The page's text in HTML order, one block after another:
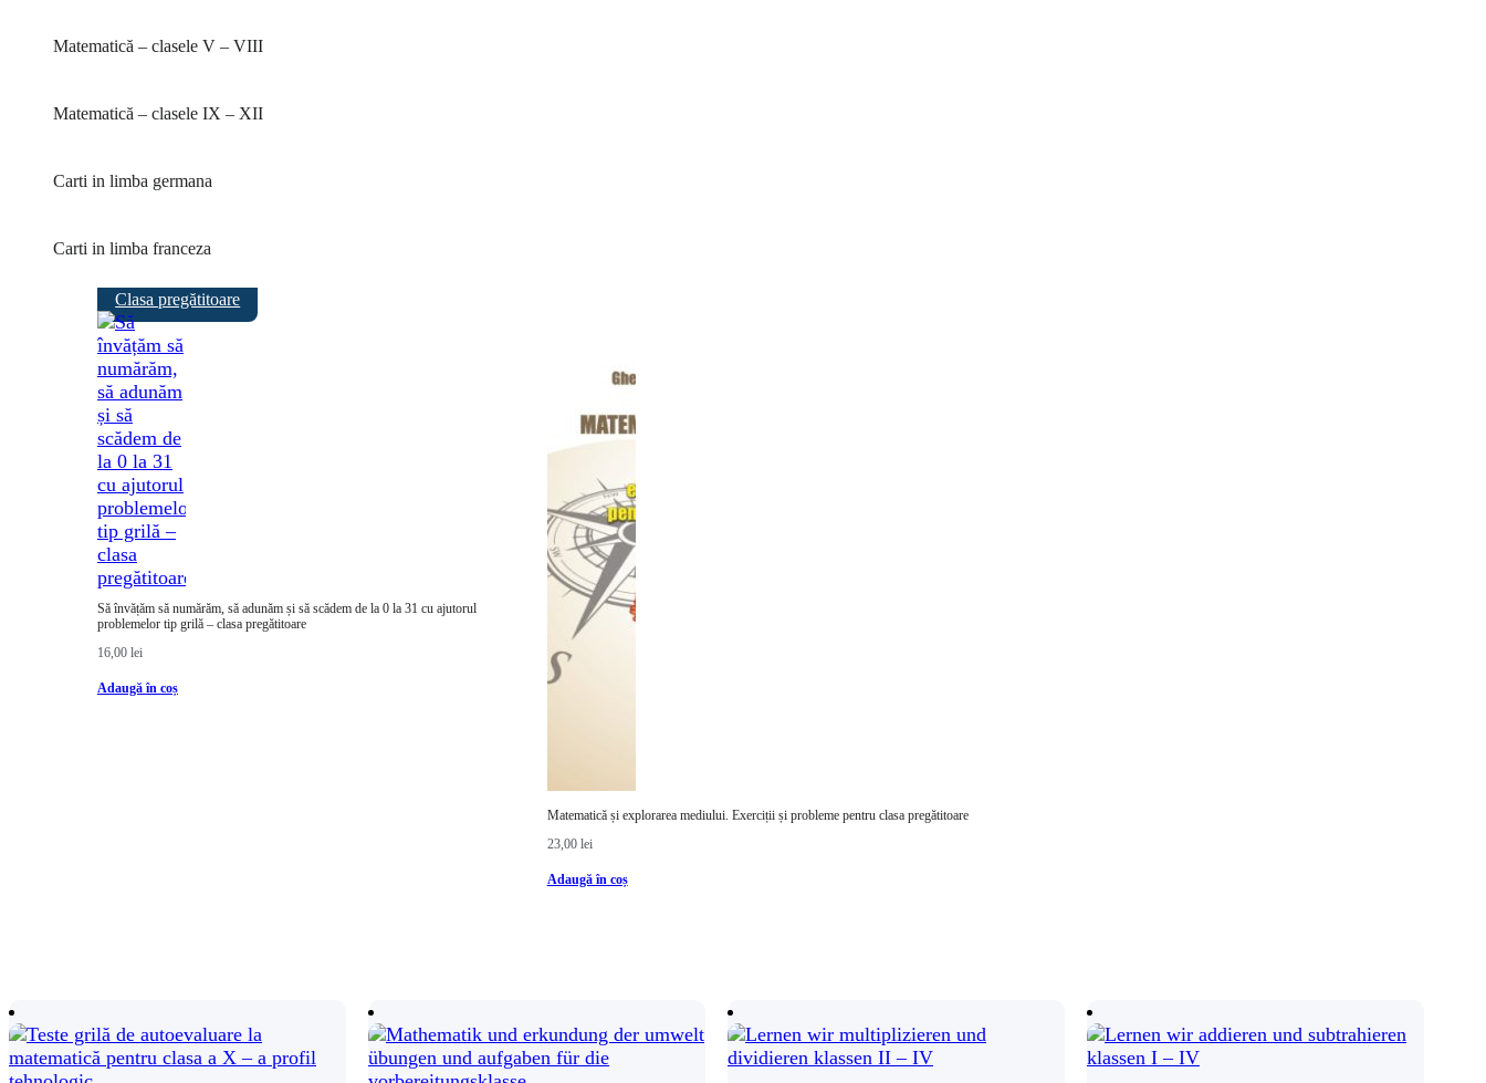
Matematică – clasele V – VIII
Matematică – clasele IX – XII
Carti in limba germana
Carti in limba franceza
Clasa pregătitoare
Să învățăm să numărăm, să adunăm și să scădem de la 0 la 31 cu ajutorul
problemelor tip grilă – clasa pregătitoare
16,00 lei
Adaugă în coș
Matematică și explorarea mediului. Exerciții și probleme pentru clasa pregătitoare
23,00 lei
Adaugă în coș